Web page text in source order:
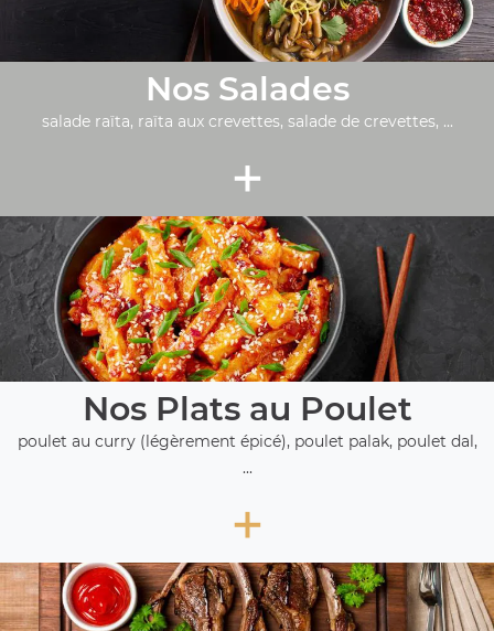
Nos Salades
salade raïta, raïta aux crevettes, salade de crevettes, ...
+
Nos Plats au Poulet
poulet au curry (légèrement épicé), poulet palak, poulet dal,
...
+